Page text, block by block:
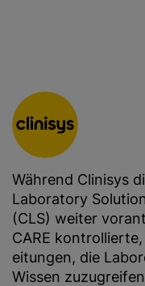
Während Clinisys
Laboratory Solution
(CLS) weiter
CARE
eitungen, die
Wissen